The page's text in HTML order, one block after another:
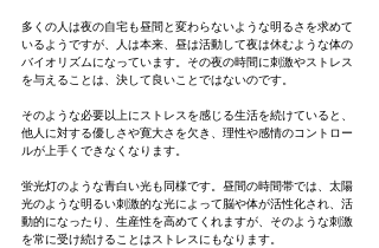
多くの人は夜の自宅も昼間と変わらないような明るさを求めて
いるようですが、人は本来、昼は活動して夜は休むような体の
バイオリズムになっています。その夜の時間に刺激やストレス
を与えることは、決して良いことではないのです。
そのような必要以上にストレスを感じる生活を続けていると、
他人に対する優しさや寛大さを欠き、理性や感情のコントロー
ルが上手くできなくなります。
蛍光灯のような青白い光も同様です。昼間の時間帯では、太陽
光のような明るい刺激的な光によって脳や体が活性化され、活
動的になったり、生産性を高めてくれますが、そのような刺激
を常に受け続けることはストレスにもなります。